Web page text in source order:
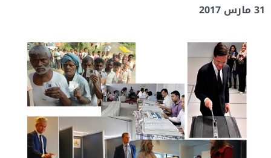
31 مارس 2017